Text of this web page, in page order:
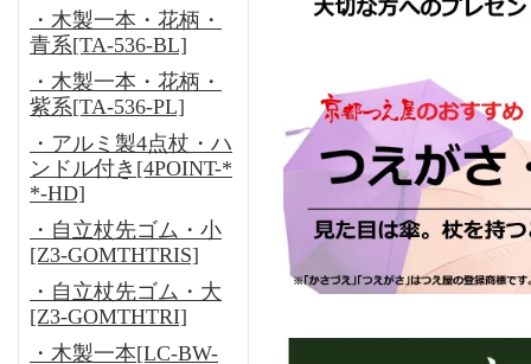
・木製一本・花柄・
青系[TA-536-BL]
・木製一本・花柄・
紫系[TA-536-PL]
・アルミ製4点杖・ハ
ンドル付き[4POINT-*
*-HD]
・自立杖先ゴム・小
[Z3-GOMTHTRIS]
・自立杖先ゴム・大
[Z3-GOMTHTRI]
・木製一本[LC-BW-